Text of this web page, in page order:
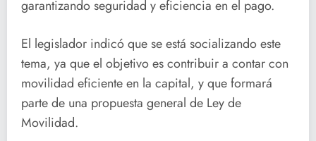
garantizando seguridad y eficiencia en el pago.
El legislador indicó que se está socializando este
tema, ya que el objetivo es contribuir a contar con
movilidad eficiente en la capital, y que formará
parte de una propuesta general de Ley de
Movilidad.